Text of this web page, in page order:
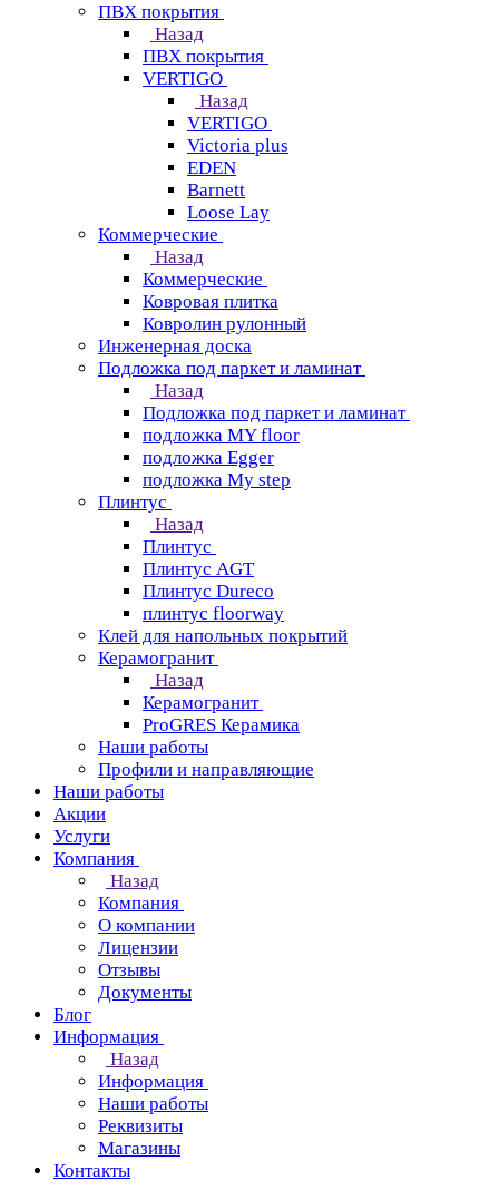
ПВХ покрытия
Назад
ПВХ покрытия
VERTIGO
Назад
VERTIGO
Victoria plus
EDEN
Barnett
Loose Lay
Коммерческие
Назад
Коммерческие
Ковровая плитка
Ковролин рулонный
Инженерная доска
Подложка под паркет и ламинат
Назад
Подложка под паркет и ламинат
подложка MY floor
подложка Egger
подложка My step
Плинтус
Назад
Плинтус
Плинтус AGT
Плинтус Dureco
плинтус floorway
Клей для напольных покрытий
Керамогранит
Назад
Керамогранит
ProGRES Керамика
Наши работы
Профили и направляющие
Наши работы
Акции
Услуги
Компания
Назад
Компания
О компании
Лицензии
Отзывы
Документы
Блог
Информация
Назад
Информация
Наши работы
Реквизиты
Магазины
Контакты